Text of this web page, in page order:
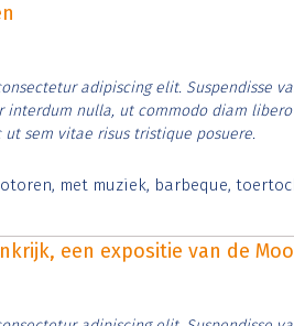
adipiscing elit. Suspendisse
interdum nulla, ut commodo diam
sem vitae risus tristique posuere.
met muziek, barbeque,
een expositie van de